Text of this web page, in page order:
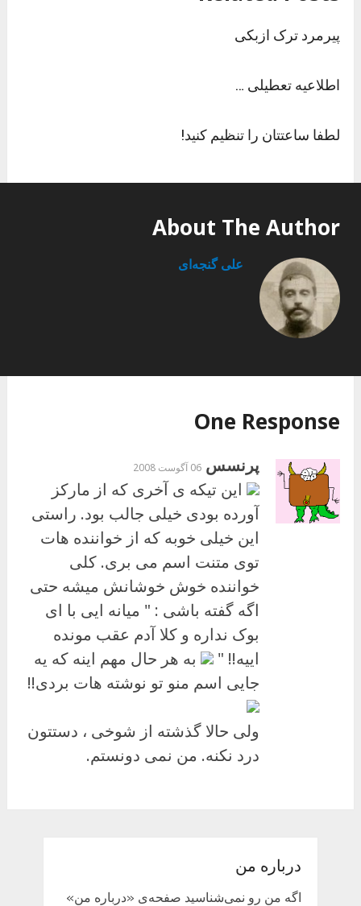
پیرمرد ترک ازبکی
اطلاعیه تعطیلی …
لطفا ساعتتان را تنظیم کنید!
About The Author
علی گنجه‌ای
One Response
پرنسس 06 آگوست 2008
این تیکه ی آخری که از مارکز
آورده بودی خیلی جالب بود. راستی
این خیلی خوبه که از خواننده هات
توی متنت اسم می بری. کلی
خواننده خوش خوشانش میشه حتی
اگه گفته باشی : " میانه ایی با ای
بوک نداره و کلا آدم عقب مونده
اییه!! "
به هر حال مهم اینه که یه
جایی اسم منو تو نوشته هات بردی!!
ولی حالا گذشته از شوخی ، دستتون
درد نکنه. من نمی دونستم.
درباره من
اگه من رو نمی‌شناسید صفحه‌ی «درباره من»